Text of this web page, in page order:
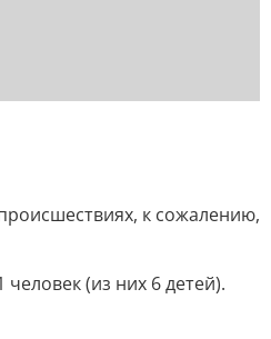
к сожалению,
(из них 6 детей).